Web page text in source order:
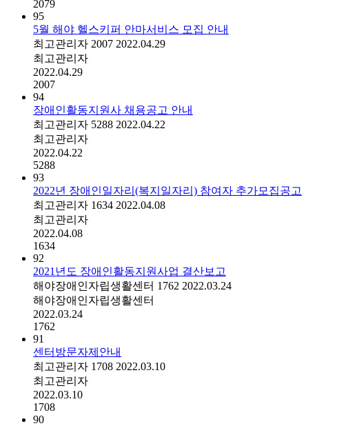
2079
95
5월 해야 헬스키퍼 안마서비스 모집 안내
최고관리자 2007 2022.04.29
최고관리자
2022.04.29
2007
94
장애인활동지원사 채용공고 안내
최고관리자 5288 2022.04.22
최고관리자
2022.04.22
5288
93
2022년 장애인일자리(복지일자리) 참여자 추가모집공고
최고관리자 1634 2022.04.08
최고관리자
2022.04.08
1634
92
2021년도 장애인활동지원사업 결산보고
해야장애인자립생활센터 1762 2022.03.24
해야장애인자립생활센터
2022.03.24
1762
91
센터방문자제안내
최고관리자 1708 2022.03.10
최고관리자
2022.03.10
1708
90